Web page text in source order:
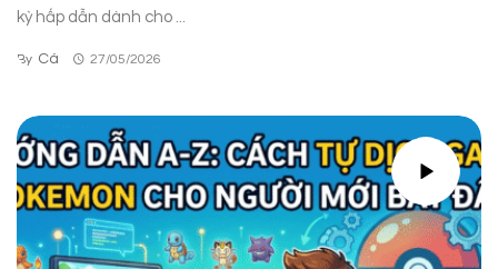
kỳ hấp dẫn dành cho ...
By Cá 27/05/2026